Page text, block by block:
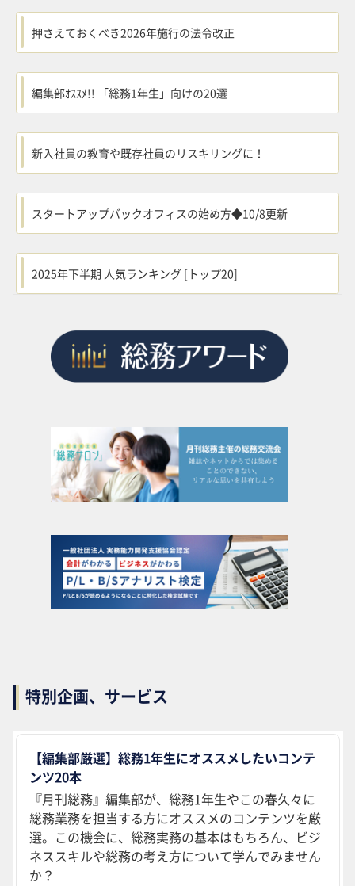
押さえておくべき2026年施行の法令改正
編集部ｵｽｽﾒ!! 「総務1年生」向けの20選
新入社員の教育や既存社員のリスキリングに！
スタートアップバックオフィスの始め方◆10/8更新
2025年下半期 人気ランキング [トップ20]
特別企画、サービス
【編集部厳選】総務1年生にオススメしたいコンテ
ンツ20本
『月刊総務』編集部が、総務1年生やこの春久々に
総務業務を担当する方にオススメのコンテンツを厳
選。この機会に、総務実務の基本はもちろん、ビジ
ネススキルや総務の考え方について学んでみません
か？